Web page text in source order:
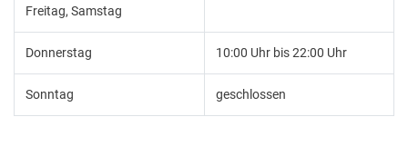
Freitag, Samstag
Donnerstag 10:00 Uhr bis 22:00 Uhr
Sonntag geschlossen